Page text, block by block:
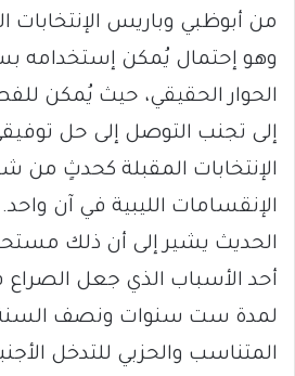
وهو إحتمال يُمكن إستخدامه
الحوار الحقيقي، حيث يُمكن
إلى تجنب التوصل إلى حل
الإنتخابات المقبلة كحدثٍ من
الإنقسامات الليبية في آن واحد.
الحديث يشير إلى أن ذلك
أحد الأسباب الذي جعل الصراع
لمدة ست سنوات ونصف السنة
المتناسب والحزبي للتدخل